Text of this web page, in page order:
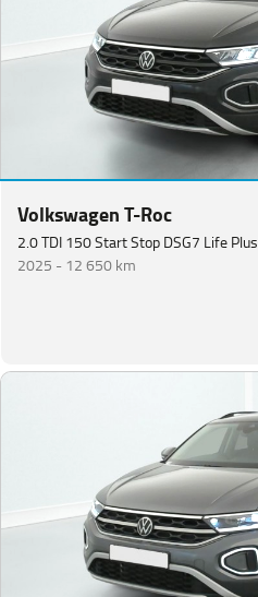
Volkswagen T-Roc
2.0 TDI 150 Start Stop DSG7 Life Plus
2025 - 12 650 km